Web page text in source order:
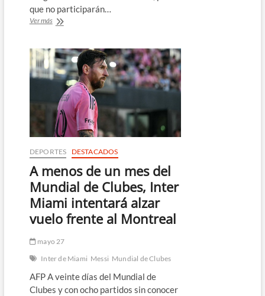
que no participarán…
Ver másMessi
bajas
del
Juego
Estrellas
de
la
MLS
DEPORTES
DESTACADOS
A menos de un mes del
Mundial de Clubes, Inter
Miami intentará alzar
vuelo frente al Montreal
mayo 27
Inter de Miami Messi Mundial de Clubes
AFP A veinte días del Mundial de
Clubes y con ocho partidos sin conocer